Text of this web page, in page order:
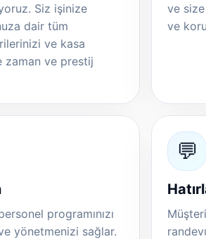
Siz işinize
dair tüm
ve kasa
zaman ve prestij
ve
ve
programınızı
yönetmenizi sağlar.
💬